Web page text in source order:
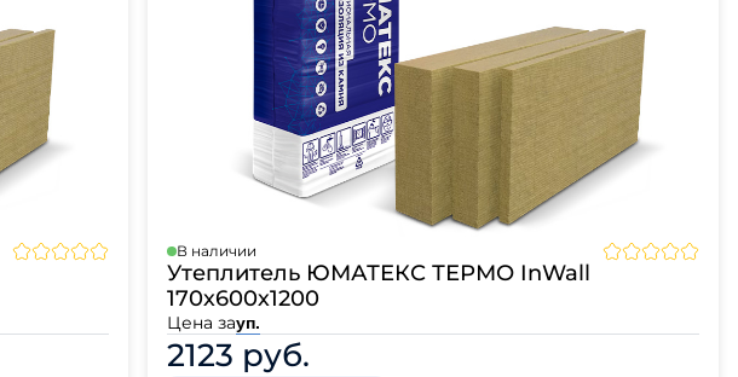
В наличии
Утеплитель ЮМАТЕКС ТЕРМО InWall
170х600х1200
Цена зауп.
2123 руб.